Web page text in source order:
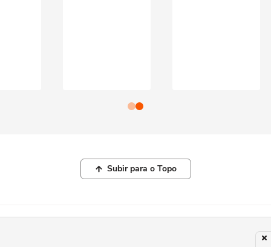
Subir para o Topo